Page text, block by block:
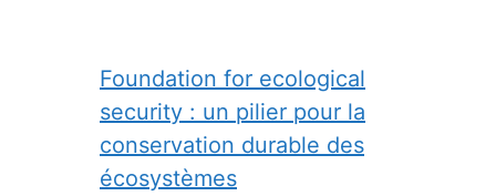
Foundation for ecological
security : un pilier pour la
conservation durable des
écosystèmes